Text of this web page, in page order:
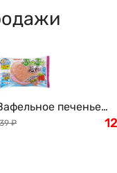
печенье
с
₽